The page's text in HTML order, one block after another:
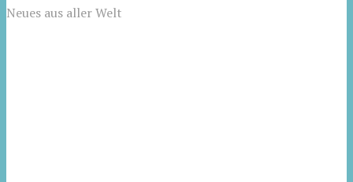
Neues aus aller Welt